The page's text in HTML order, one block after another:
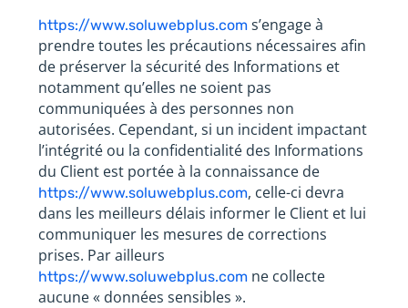
https://www.soluwebplus.com s’engage à
prendre toutes les précautions nécessaires afin
de préserver la sécurité des Informations et
notamment qu’elles ne soient pas
communiquées à des personnes non
autorisées. Cependant, si un incident impactant
l’intégrité ou la confidentialité des Informations
du Client est portée à la connaissance de
https://www.soluwebplus.com, celle-ci devra
dans les meilleurs délais informer le Client et lui
communiquer les mesures de corrections
prises. Par ailleurs
https://www.soluwebplus.com ne collecte
aucune « données sensibles ».